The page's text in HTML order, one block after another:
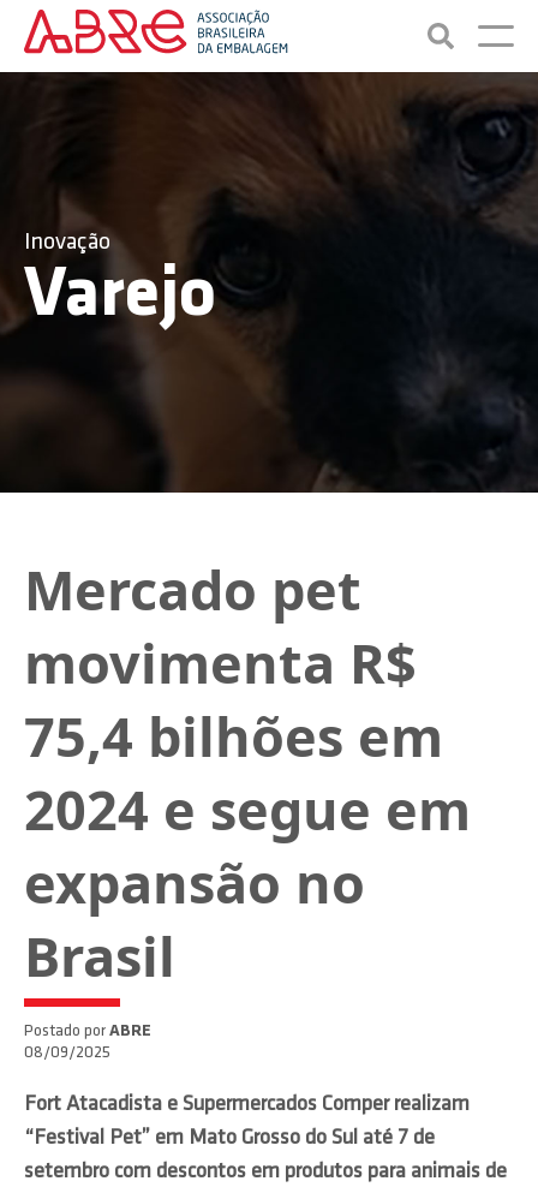
Inovação
Varejo
Mercado pet
movimenta R$
75,4 bilhões em
2024 e segue em
expansão no
Brasil
Postado por ABRE
08/09/2025
Fort Atacadista e Supermercados Comper realizam
“Festival Pet” em Mato Grosso do Sul até 7 de
setembro com descontos em produtos para animais de